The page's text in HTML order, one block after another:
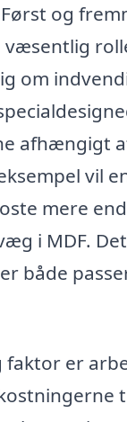
og
om
afhængigt
vil
mere
i MDF.
både
faktor er